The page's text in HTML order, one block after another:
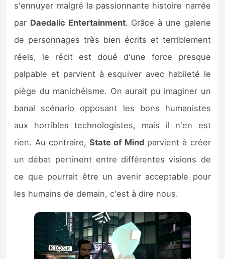
s'ennuyer malgré la passionnante histoire narrée
par Daedalic Entertainment. Grâce à une galerie
de personnages très bien écrits et terriblement
réels, le récit est doué d'une force presque
palpable et parvient à esquiver avec habileté le
piège du manichéisme. On aurait pu imaginer un
banal scénario opposant les bons humanistes
aux horribles technologistes, mais il n'en est
rien. Au contraire,State of Mindparvient à créer
un débat pertinent entre différentes visions de
ce que pourrait être un avenir acceptable pour
les humains de demain, c'est à dire nous.